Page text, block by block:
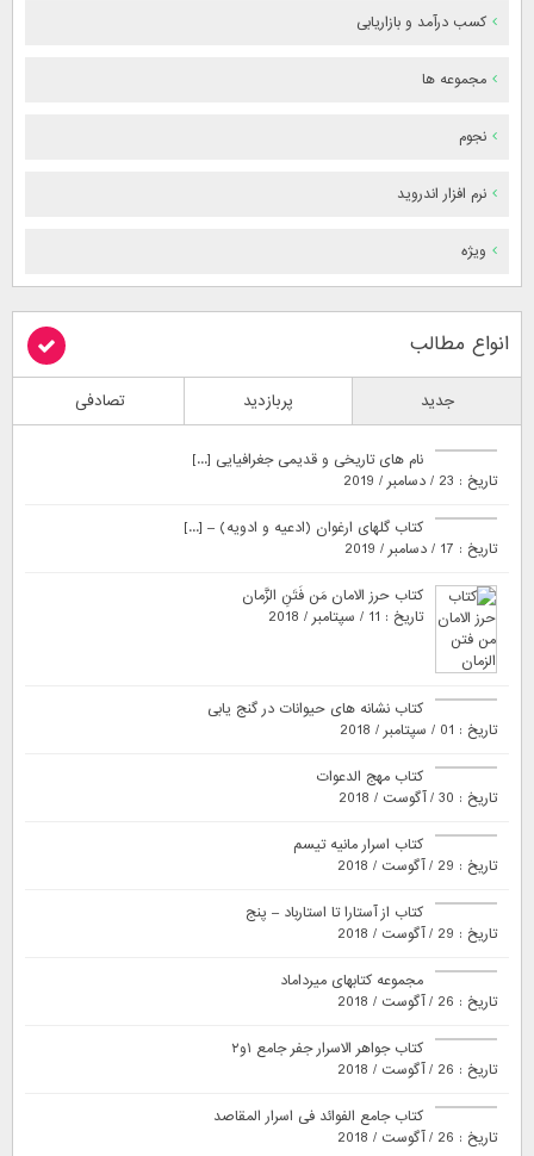
کسب درآمد و بازاریابی
مجموعه ها
نجوم
نرم افزار اندروید
ویژه
انواع مطالب
جدید پربازدید تصادفی
نام های تاریخی و قدیمی جغرافیایی [...]
تاریخ : 23 / دسامبر / 2019
کتاب گلهای ارغوان (ادعیه و ادویه) – [...]
تاریخ : 17 / دسامبر / 2019
کتاب حرز الامان مَن فَتَنِ الزَّمان
تاریخ : 11 / سپتامبر / 2018
کتاب نشانه های حیوانات در گنج یابی
تاریخ : 01 / سپتامبر / 2018
کتاب مهج الدعوات
تاریخ : 30 / آگوست / 2018
کتاب اسرار مانیه تیسم
تاریخ : 29 / آگوست / 2018
کتاب از آستارا تا استارباد – پنج
تاریخ : 29 / آگوست / 2018
مجموعه کتابهای میرداماد
تاریخ : 26 / آگوست / 2018
کتاب جواهر الاسرار جفر جامع ۱و۲
تاریخ : 26 / آگوست / 2018
کتاب جامع الفوائد فی اسرار المقاصد
تاریخ : 26 / آگوست / 2018